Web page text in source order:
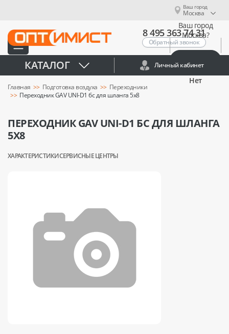
Ваш город
Москва
Ваш город
Москва?
Нет
8 495 363 74 31
Обратный звонок
КАТАЛОГ Личный кабинет
Главная Подготовка воздуха
Переходники
Переходник GAV UNI-D1 бс для шланга 5x8
ПЕРЕХОДНИК GAV UNI-D1 БС ДЛЯ ШЛАНГА
5X8
ХАРАКТЕРИСТИКИСЕРВИСНЫЕ ЦЕНТРЫ